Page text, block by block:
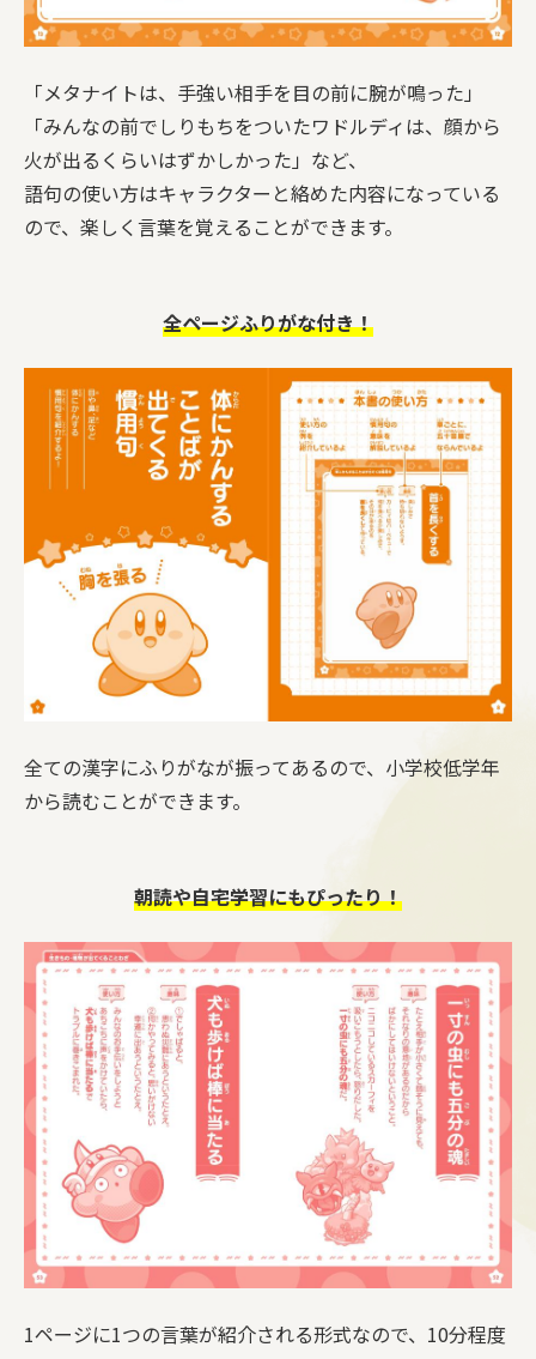
「メタナイトは、手強い相手を目の前に腕が鳴った」
「みんなの前でしりもちをついたワドルディは、顔から
火が出るくらいはずかしかった」など、
語句の使い方はキャラクターと絡めた内容になっている
ので、楽しく言葉を覚えることができます。
全ページふりがな付き！
全ての漢字にふりがなが振ってあるので、小学校低学年
から読むことができます。
朝読や自宅学習にもぴったり！
1ページに1つの言葉が紹介される形式なので、10分程度